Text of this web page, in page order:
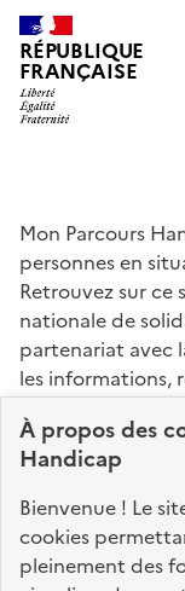
À propos des
Handicap
Bienvenue ! Le
cookies
pleinement des
RÉPUBLIQUE
FRANÇAISE
Mon Parcours
personnes en
Retrouvez sur ce
nationale de
partenariat avec
les informations,
connaître vos
identifier vos
Nos sites
info.gouv.fr
data.gouv.fr